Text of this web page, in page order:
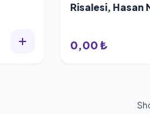
Risalesi, Hasan
0,00 ₺